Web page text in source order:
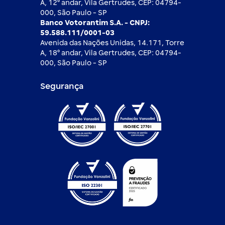
A, 12⁰ andar, Vila Gertrudes, CEP: 04794-
000, São Paulo - SP
Banco Votorantim S.A. - CNPJ:
59.588.111/0001-03
Avenida das Nações Unidas, 14.171, Torre
A, 18⁰ andar, Vila Gertrudes, CEP: 04794-
000, São Paulo - SP
Segurança